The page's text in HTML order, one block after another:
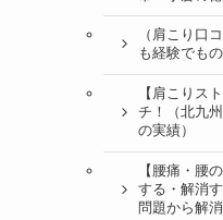
（肩こり口
も経験でも
【肩こりス
チ！（北九
の実績）
【腰痛・腰
する・解消
問題から解